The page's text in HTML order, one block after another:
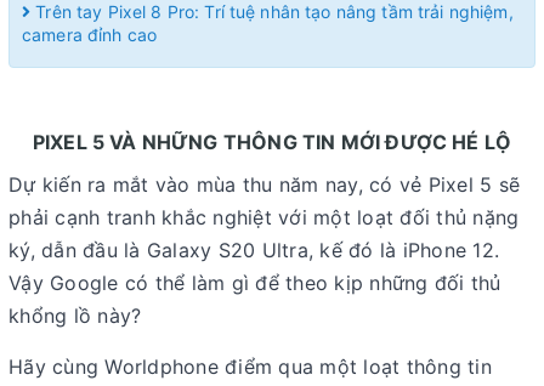
Trên tay Pixel 8 Pro: Trí tuệ nhân tạo nâng tầm trải nghiệm,
camera đỉnh cao
PIXEL 5 VÀ NHỮNG THÔNG TIN MỚI ĐƯỢC HÉ LỘ
Dự kiến ra mắt vào mùa thu năm nay, có vẻ Pixel 5 sẽ
phải cạnh tranh khắc nghiệt với một loạt đối thủ nặng
ký, dẫn đầu là Galaxy S20 Ultra, kế đó là iPhone 12.
Vậy Google có thể làm gì để theo kịp những đối thủ
khổng lồ này?
Hãy cùng Worldphone điểm qua một loạt thông tin